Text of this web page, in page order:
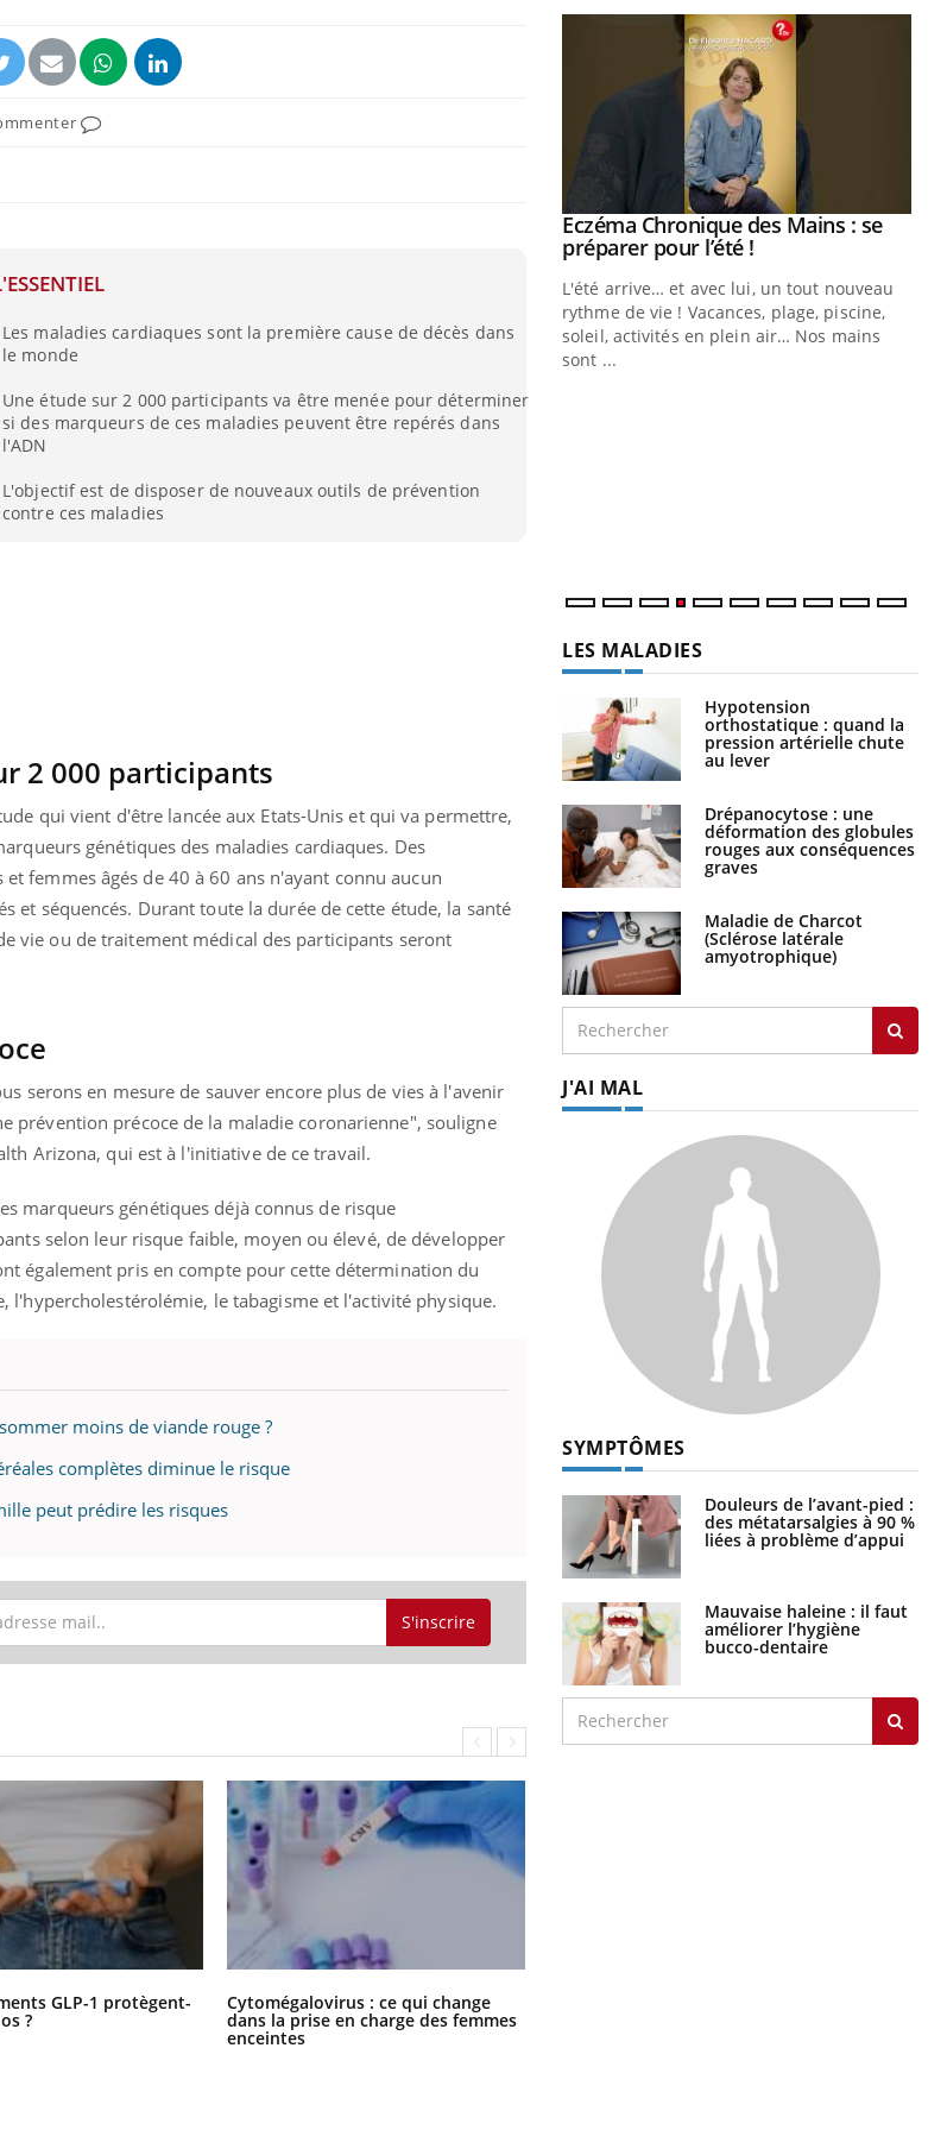
Les maladies cardiaques sont la première cause de décès dans
le monde
Une étude sur 2 000 participants va être menée pour déterminer
si des marqueurs de ces maladies peuvent être repérés dans
l'ADN
L'objectif est de disposer de nouveaux outils de prévention
contre ces maladies
2 000 participants
qui vient d'être lancée aux Etats-Unis et qui va permettre,
génétiques des maladies cardiaques. Des
femmes âgés de 40 à 60 ans n'ayant connu aucun
et séquencés. Durant toute la durée de cette étude, la santé
vie ou de traitement médical des participants seront
serons en mesure de sauver encore plus de vies à l'avenir
prévention précoce de la maladie coronarienne", souligne
Arizona, qui est à l'initiative de ce travail.
marqueurs génétiques déjà connus de risque
selon leur risque faible, moyen ou élevé, de développer
également pris en compte pour cette détermination du
l'hypercholestérolémie, le tabagisme et l'activité physique.
moins de viande rouge ?
complètes diminue le risque
peut prédire les risques
S'inscrire
GLP-1 protègent-
?
Cytomégalovirus : ce qui change
dans la prise en charge des femmes
enceintes
le diabète de type 2
reçues chez les
chez les soignants.
Youtube
Eczéma Chronique des Mains : se
préparer pour l’été !Youtube
L'été arrive… et avec lui, un tout nouveau
rythme de vie ! Vacances, plage, piscine,
soleil, activités en plein air… Nos mains
sont ...
Youtube
Diabète & Ramadan 2026Youtube
Le Ramadan approche, et, pour de
nombreuses personnes atteintes de
diabète, c'est une période de questions, de
défis, mais ...
LES MALADIES
Hypotension
orthostatique : quand la
pression artérielle chute
au lever
Drépanocytose : une
déformation des globules
rouges aux conséquences
graves
Maladie de Charcot
(Sclérose latérale
amyotrophique)
J'AI MAL
SYMPTÔMES
Douleurs de l’avant-pied :
des métatarsalgies à 90 %
liées à problème d’appui
Mauvaise haleine : il faut
améliorer l’hygiène
bucco-dentaire